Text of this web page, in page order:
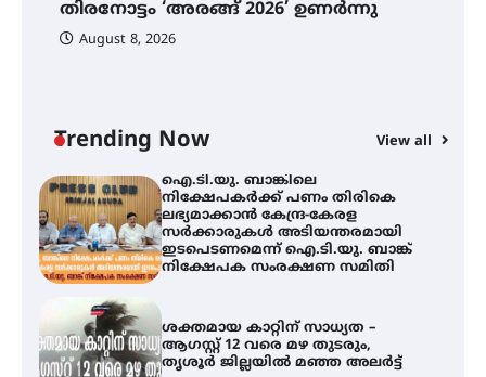
തിരനോട്ടം ‘അരങ്ങ് 2026’ ഉണർന്നു
August 8, 2026
Trending Now View all
വെള്ളിയാഴ്ച സ്‌ക്രീൻ ചെയ്യുന്നു
ഐ.ടി.യു. ബാങ്കിലെ
നിക്ഷേപകർക്ക് പണം തിരികെ
ലഭ്യമാക്കാൻ കേന്ദ്ര-കേരള
സർക്കാരുകൾ അടിയന്തരമായി
ഇടപെടണമെന്ന് ഐ.ടി.യു. ബാങ്ക്
നിക്ഷേപക സംരക്ഷണ സമിതി
ശക്തമായ കാറ്റിന് സാധ്യത –
ആഗസ്റ്റ് 12 വരെ മഴ തുടരും,
തൃശൂർ ജില്ലയിൽ മഞ്ഞ അലർട്ട്